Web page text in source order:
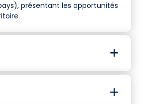
présentant les opportunités